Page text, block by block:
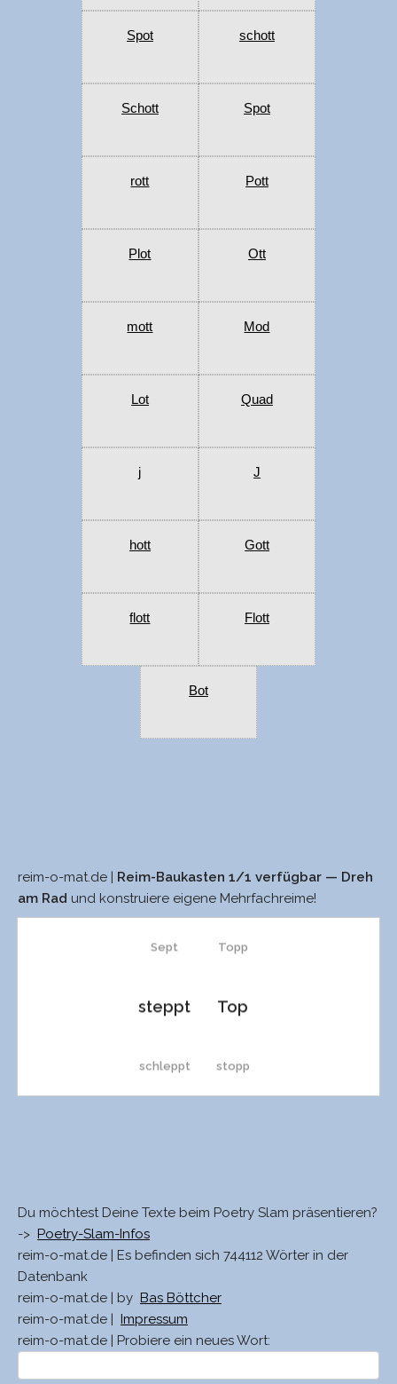
Spot schott
Schott Spot
rott Pott
Plot Ott
mott Mod
Lot Quad
j J
hott Gott
flott Flott
Bot
reim-o-mat.de |
Reim-Baukasten 1/1 verfügbar — Dreh
am Rad und konstruiere eigene Mehrfachreime!
Sept
steppt
schleppt
preppt
neppt
Topp
Top
stopp
Shop
Du möchtest Deine Texte beim Poetry Slam präsentieren?
-> Poetry-Slam-Infos
reim-o-mat.de | Es befinden sich 744112 Wörter in der
Datenbank
reim-o-mat.de | by Bas Böttcher
reim-o-mat.de |
Impressum
reim-o-mat.de | Probiere ein neues Wort: